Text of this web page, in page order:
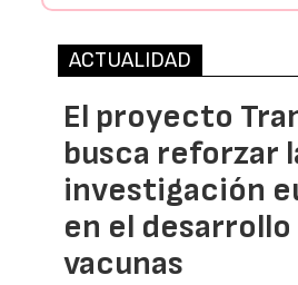
ACTUALIDAD
El proyecto
busca reforzar
investigación
en el desarrollo
vacunas